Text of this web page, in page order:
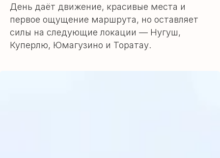
День даёт движение, красивые места и
первое ощущение маршрута, но оставляет
силы на следующие локации — Нугуш,
Куперлю, Юмагузино и Торатау.